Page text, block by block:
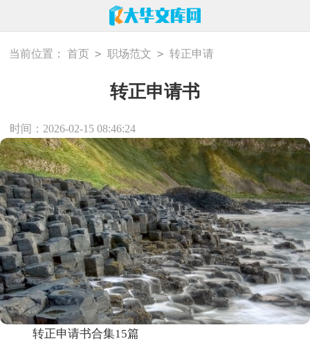
当前位置： 首页 > 职场范文 > 转正申请
转正申请书
时间：2026-02-15 08:46:24
转正申请书合集15篇